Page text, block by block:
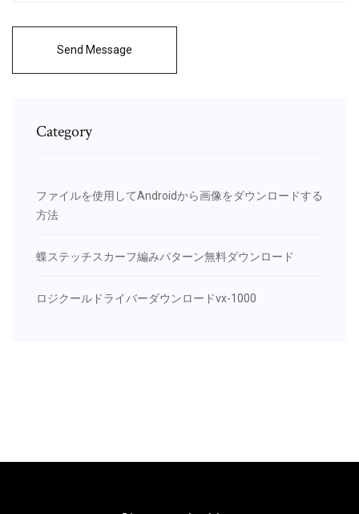
Send Message
Category
ファイルを使用してAndroidから画像をダウンロードする
方法
蝶ステッチスカーフ編みパターン無料ダウンロード
ロジクールドライバーダウンロードvx-1000